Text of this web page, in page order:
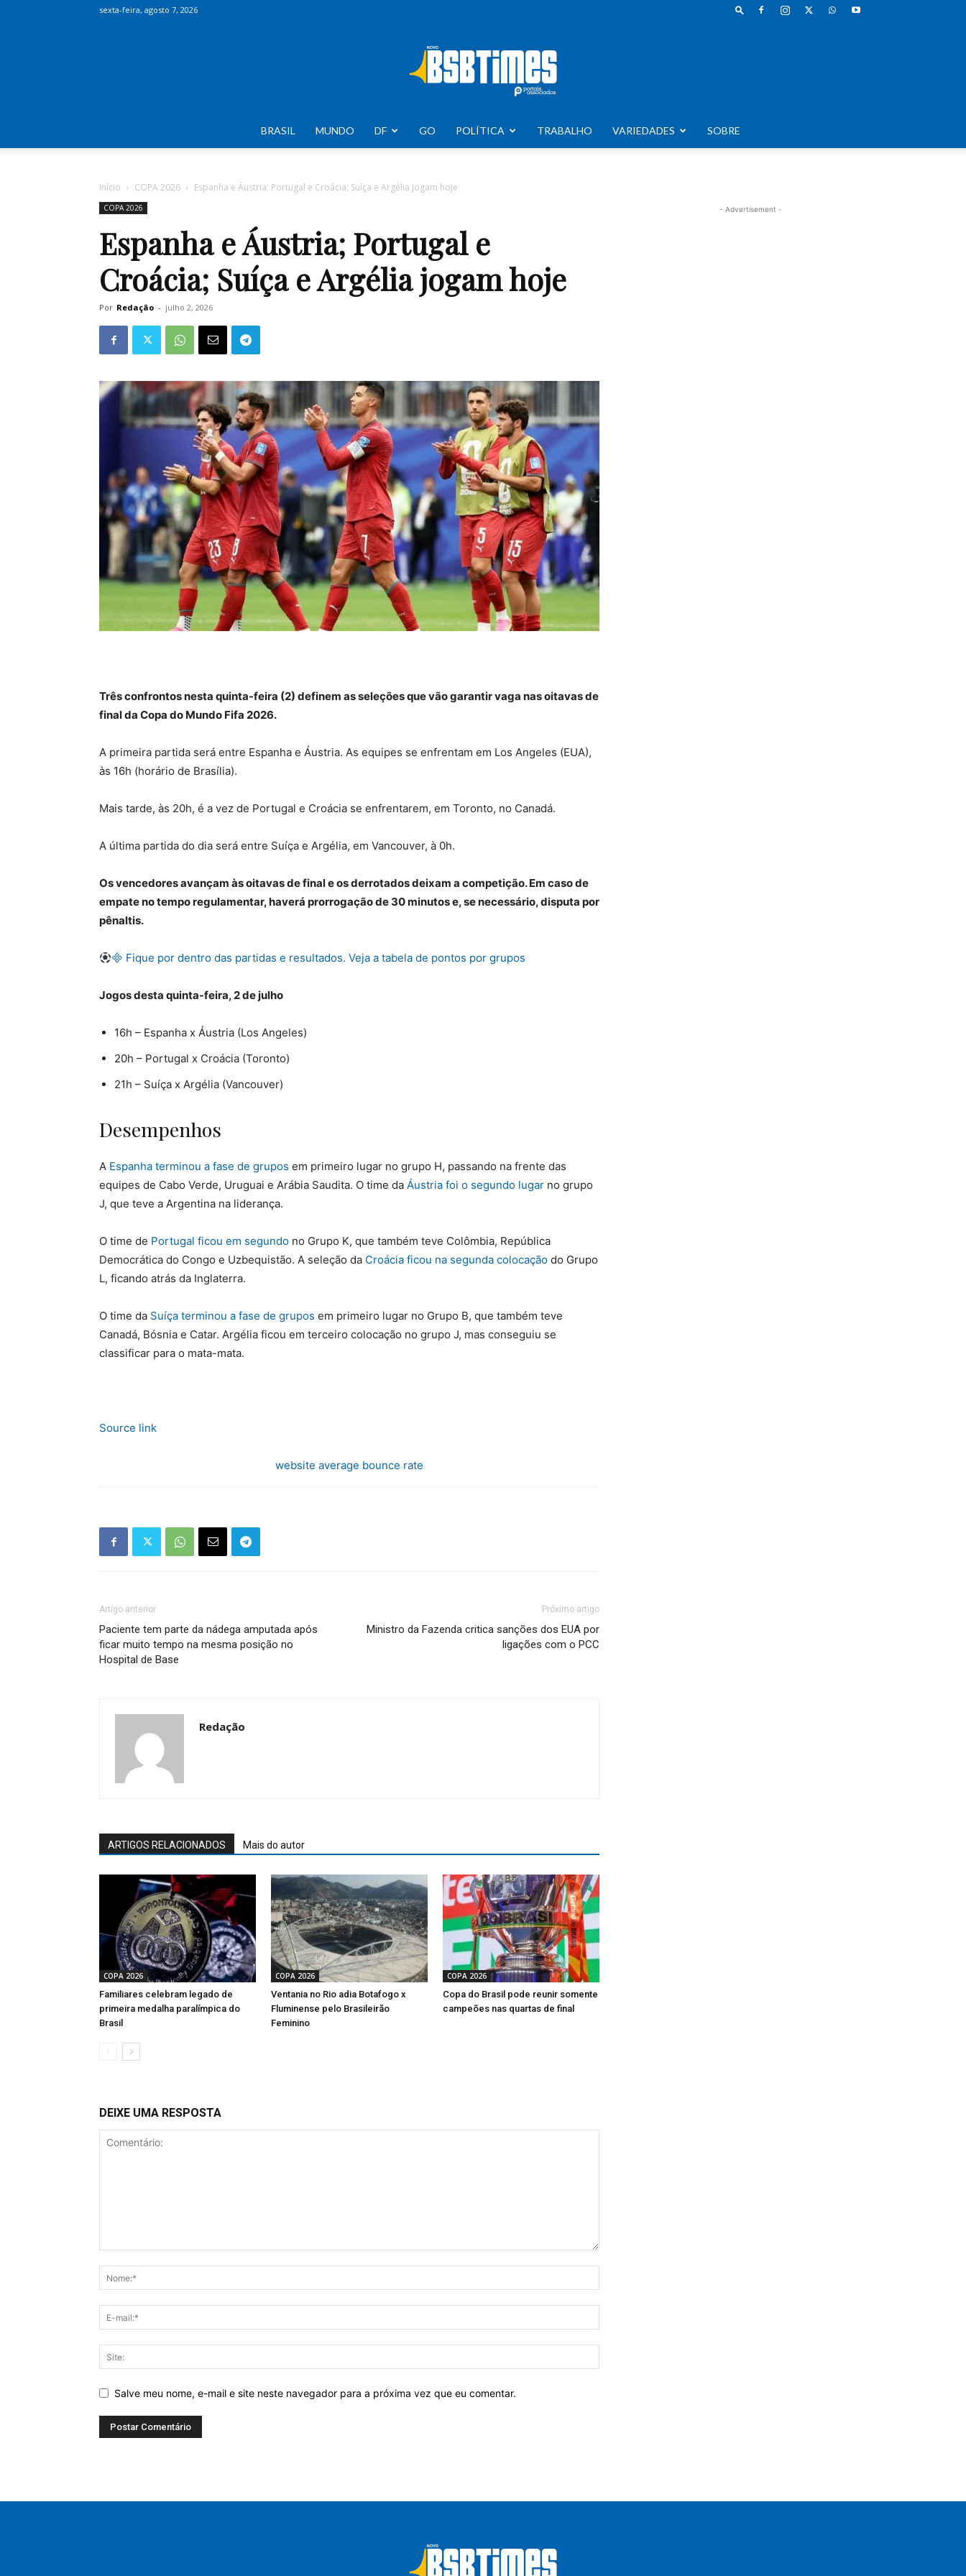
sexta-feira, agosto 7, 2026
Times
BRASIL MUNDO DF GO POLÍTICA TRABALHO VARIEDADES SOBRE
Início COPA 2026 Espanha e Áustria; Portugal e Croácia; Suíça e Argélia jogam hoje
COPA 2026
Espanha e Áustria; Portugal e
Croácia; Suíça e Argélia jogam hoje
Por Redação - julho 2, 2026
Três confrontos nesta quinta-feira (2) definem as seleções que vão garantir vaga nas oitavas de
final da Copa do Mundo Fifa 2026.
A primeira partida será entre Espanha e Áustria. As equipes se enfrentam em Los Angeles (EUA),
às 16h (horário de Brasília).
Mais tarde, às 20h, é a vez de Portugal e Croácia se enfrentarem, em Toronto, no Canadá.
A última partida do dia será entre Suíça e Argélia, em Vancouver, à 0h.
Os vencedores avançam às oitavas de final e os derrotados deixam a competição. Em caso de
empate no tempo regulamentar, haverá prorrogação de 30 minutos e, se necessário, disputa por
pênaltis.
 Fique por dentro das partidas e resultados. Veja a tabela de pontos por grupos
Jogos desta quinta-feira, 2 de julho
16h – Espanha x Áustria (Los Angeles)
20h – Portugal x Croácia (Toronto)
21h – Suíça x Argélia (Vancouver)
Desempenhos
A Espanha terminou a fase de grupos em primeiro lugar no grupo H, passando na frente das
equipes de Cabo Verde, Uruguai e Arábia Saudita. O time da Áustria foi o segundo lugar no grupo
J, que teve a Argentina na liderança.
O time de Portugal ficou em segundo no Grupo K, que também teve Colômbia, República
Democrática do Congo e Uzbequistão. A seleção da Croácia ficou na segunda colocação do Grupo
L, ficando atrás da Inglaterra.
O time da Suíça terminou a fase de grupos em primeiro lugar no Grupo B, que também teve
Canadá, Bósnia e Catar. Argélia ficou em terceiro colocação no grupo J, mas conseguiu se
classificar para o mata-mata.
Source link
website average bounce rate
Artigo anterior
Paciente tem parte da nádega amputada após
ficar muito tempo na mesma posição no
Hospital de Base
Próximo artigo
Ministro da Fazenda critica sanções dos EUA por
ligações com o PCC
Redação
ARTIGOS RELACIONADOS Mais do autor
COPA 2026
Familiares celebram legado de
primeira medalha paralímpica do
Brasil
COPA 2026
Ventania no Rio adia Botafogo x
Fluminense pelo Brasileirão
Feminino
COPA 2026
Copa do Brasil pode reunir somente
campeões nas quartas de final
DEIXE UMA RESPOSTA
Salve meu nome, e-mail e site neste navegador para a próxima vez que eu comentar.
- Advertisement -